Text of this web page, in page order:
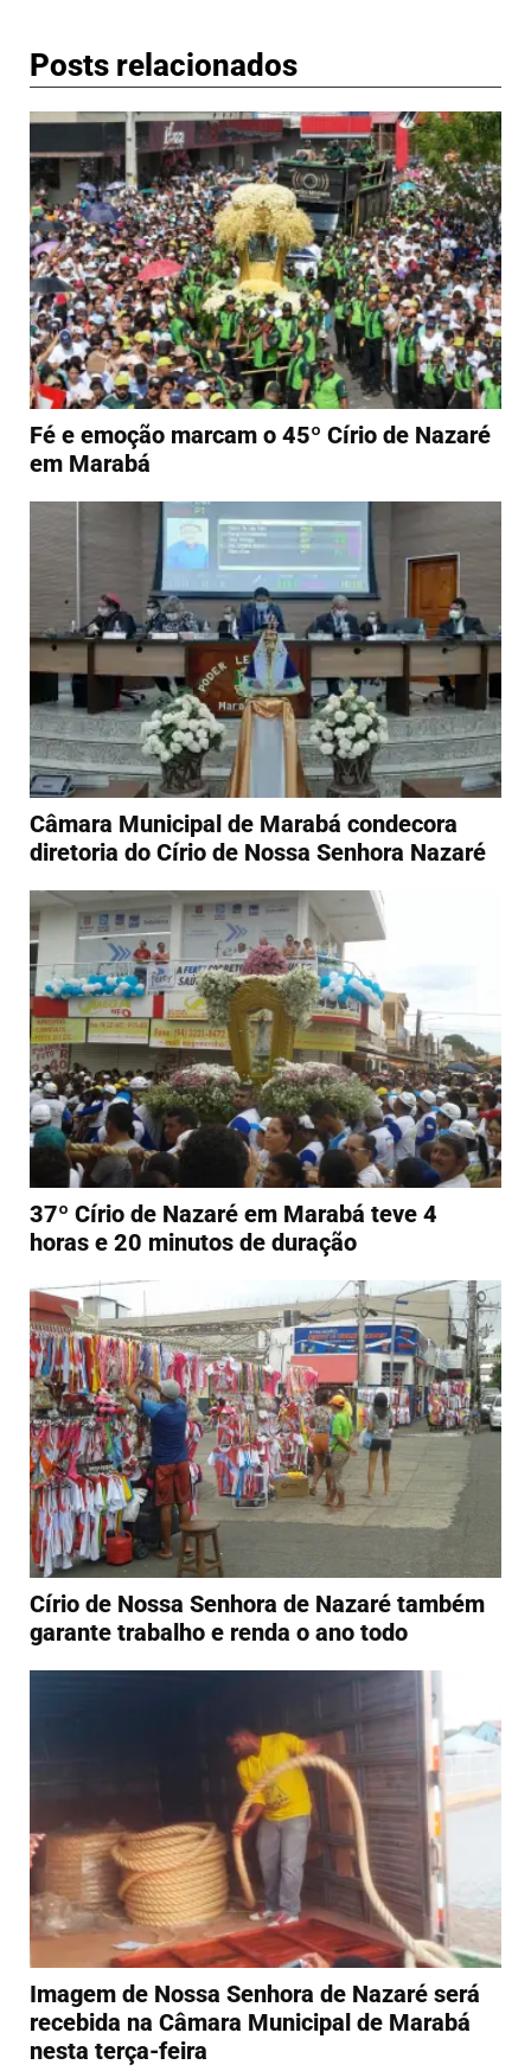
Posts relacionados
Fé e emoção marcam o 45º Círio de Nazaré
em Marabá
Câmara Municipal de Marabá condecora
diretoria do Círio de Nossa Senhora Nazaré
37º Círio de Nazaré em Marabá teve 4
horas e 20 minutos de duração
Círio de Nossa Senhora de Nazaré também
garante trabalho e renda o ano todo
Imagem de Nossa Senhora de Nazaré será
recebida na Câmara Municipal de Marabá
nesta terça-feira